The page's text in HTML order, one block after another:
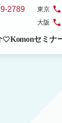
2789 東京 phone
大阪 phone
favorite_borderKomonセミナ